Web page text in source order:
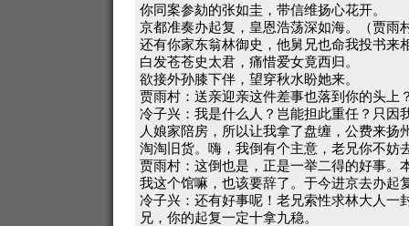
你同案参劾的张如圭，带信维扬心花开。
京都准奏办起复，皇恩浩荡深如海。（贾雨
还有你家东翁林御史，他舅兄也命我投书来
白发苍苍史太君，痛惜爱女竟西归。
欲接外孙膝下伴，望穿秋水盼她来。
贾雨村：送亲迎亲这件差事也落到你的头上
冷子兴：我是什么人？岂能担此重任？只因
人娘家陪房，所以让我拿了盘缠，公费来扬
淘淘旧货。嗨，我倒有个主意，老兄你不妨
贾雨村：这倒也是，正是一举二得的好事。
我这个馆嘛，也该要辞了。于今进京去办起
冷子兴：还有好事呢！老兄索性求林大人一
兄，你的起复一定十拿九稳。